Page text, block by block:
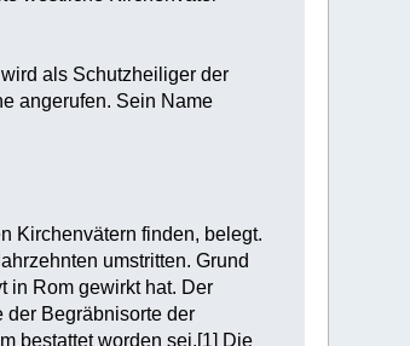
als Schutzheiliger der
angerufen. Sein Name
Kirchenvätern finden, belegt.
umstritten. Grund
in Rom gewirkt hat. Der
der Begräbnisorte der
bestattet worden sei.[1] Die